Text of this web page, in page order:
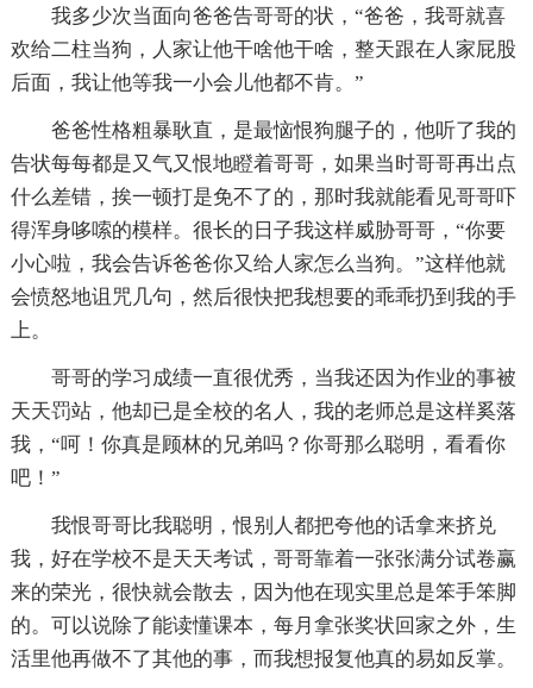
我多少次当面向爸爸告哥哥的状，“爸爸，我哥就喜
欢给二柱当狗，人家让他干啥他干啥，整天跟在人家屁股
后面，我让他等我一小会儿他都不肯。”
爸爸性格粗暴耿直，是最恼恨狗腿子的，他听了我的
告状每每都是又气又恨地瞪着哥哥，如果当时哥哥再出点
什么差错，挨一顿打是免不了的，那时我就能看见哥哥吓
得浑身哆嗦的模样。很长的日子我这样威胁哥哥，“你要
小心啦，我会告诉爸爸你又给人家怎么当狗。”这样他就
会愤怒地诅咒几句，然后很快把我想要的乖乖扔到我的手
上。
哥哥的学习成绩一直很优秀，当我还因为作业的事被
天天罚站，他却已是全校的名人，我的老师总是这样奚落
我，“呵！你真是顾林的兄弟吗？你哥那么聪明，看看你
吧！”
我恨哥哥比我聪明，恨别人都把夸他的话拿来挤兑
我，好在学校不是天天考试，哥哥靠着一张张满分试卷赢
来的荣光，很快就会散去，因为他在现实里总是笨手笨脚
的。可以说除了能读懂课本，每月拿张奖状回家之外，生
活里他再做不了其他的事，而我想报复他真的易如反掌。